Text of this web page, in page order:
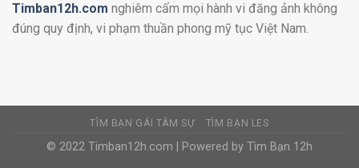
Timban12h.com nghiêm cấm mọi hành vi đăng ảnh không
đúng quy định, vi phạm thuần phong mỹ tục Việt Nam.
TÌM BẠN GÁI TÂM SỰ TÌM BẠN LES
© 2022 Timban12h.com | Powered by Tìm Bạn 12h